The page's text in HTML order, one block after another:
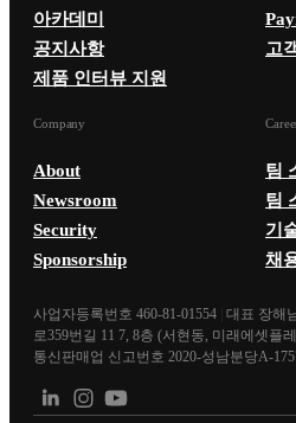
아카데미
공지사항
제품 인터뷰 지원
고
Company
About
Newsroom
Security
Sponsorship
팀
팀
기
채
사업자등록번호 460-81-01554 대표 장해
로359번길 11 7, 8층 (서현동, 미래에셋플
통신판매업 신고번호 2020-성남분당A-